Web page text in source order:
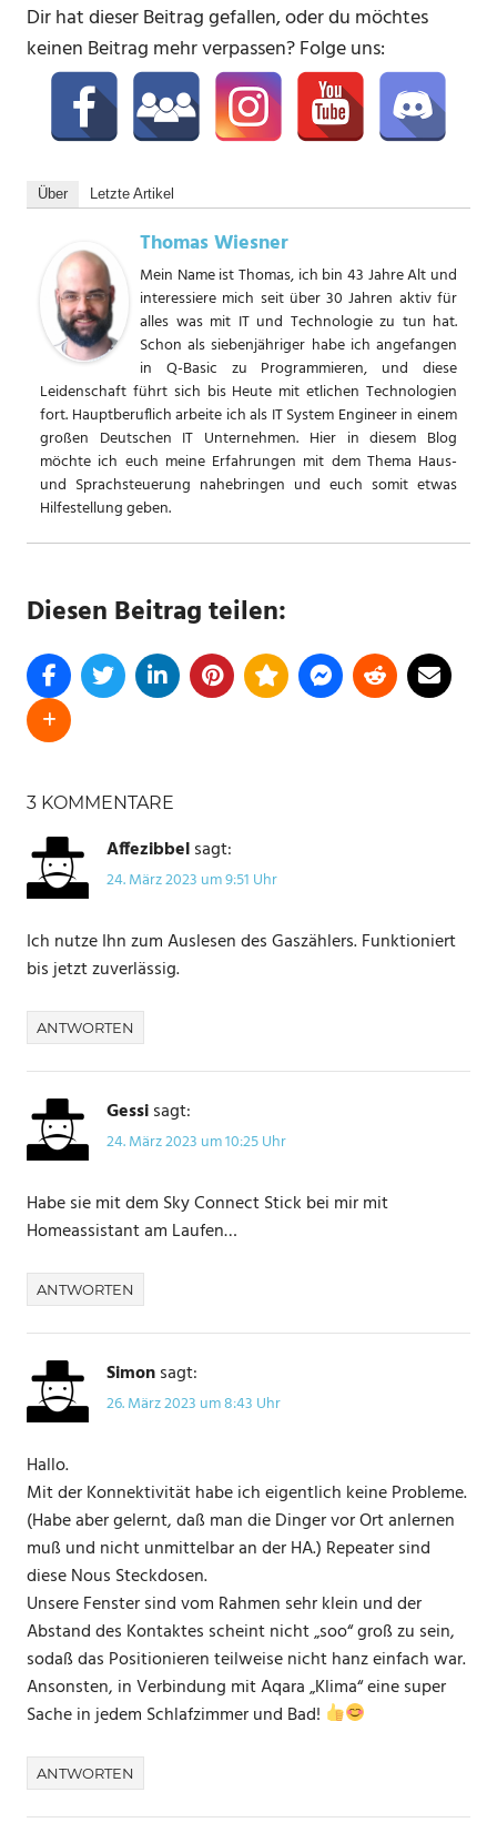
Dir hat dieser Beitrag gefallen, oder du möchtes
keinen Beitrag mehr verpassen? Folge uns:
Über Letzte Artikel
Thomas Wiesner
Mein Name ist Thomas, ich bin 43 Jahre Alt und
interessiere mich seit über 30 Jahren aktiv für
alles was mit IT und Technologie zu tun hat.
Schon als siebenjähriger habe ich angefangen
in Q-Basic zu Programmieren, und diese
Leidenschaft führt sich bis Heute mit etlichen Technologien
fort. Hauptberuflich arbeite ich als IT System Engineer in einem
großen Deutschen IT Unternehmen. Hier in diesem Blog
möchte ich euch meine Erfahrungen mit dem Thema Haus-
und Sprachsteuerung nahebringen und euch somit etwas
Hilfestellung geben.
Diesen Beitrag teilen:
AQARA
FENSTERSENSOR
HOME
ASSISTANT
3 KOMMENTARE
Affezibbelsagt:
24. März 2023 um 9:51 Uhr
Ich nutze Ihn zum Auslesen des Gaszählers. Funktioniert
bis jetzt zuverlässig.
ANTWORTEN
Gessisagt:
24. März 2023 um 10:25 Uhr
Habe sie mit dem Sky Connect Stick bei mir mit
Homeassistant am Laufen…
ANTWORTEN
Simonsagt:
26. März 2023 um 8:43 Uhr
Hallo.
Mit der Konnektivität habe ich eigentlich keine Probleme.
(Habe aber gelernt, daß man die Dinger vor Ort anlernen
muß und nicht unmittelbar an der HA.) Repeater sind
diese Nous Steckdosen.
Unsere Fenster sind vom Rahmen sehr klein und der
Abstand des Kontaktes scheint nicht „soo“ groß zu sein,
sodaß das Positionieren teilweise nicht hanz einfach war.
Ansonsten, in Verbindung mit Aqara „Klima“ eine super
Sache in jedem Schlafzimmer und Bad!
ANTWORTEN